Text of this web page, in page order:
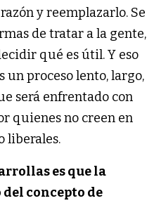
y reemplazarlo. Se
de tratar a la gente,
qué es útil. Y eso
un proceso lento, largo,
será enfrentado con
quienes no creen en
liberales.
es que la
concepto de